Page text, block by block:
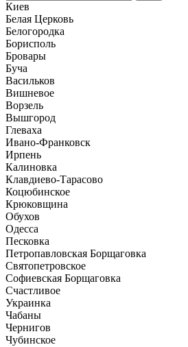
Киев
Белая Церковь
Белогородка
Борисполь
Бровары
Буча
Васильков
Вишневое
Ворзель
Вышгород
Глеваха
Ивано-Франковск
Ирпень
Калиновка
Клавдиево-Тарасово
Коцюбинское
Крюковщина
Обухов
Одесса
Песковка
Петропавловская Борщаговка
Святопетровское
Софиевская Борщаговка
Счастливое
Украинка
Чабаны
Чернигов
Чубинское